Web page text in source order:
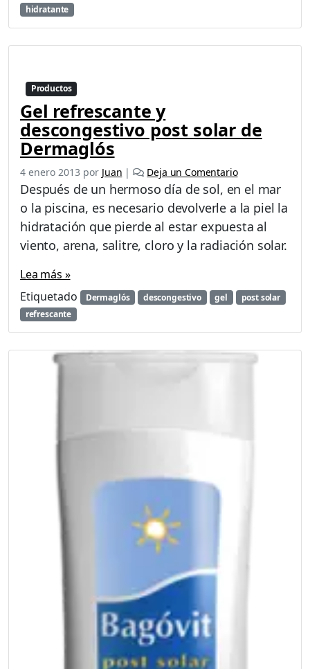
hidratante
Productos
Gel refrescante y
descongestivo post solar de
Dermaglós
4 enero 2013 por Juan | Deja un Comentario
Después de un hermoso día de sol, en el mar
o la piscina, es necesario devolverle a la piel la
hidratación que pierde al estar expuesta al
viento, arena, salitre, cloro y la radiación solar.
Lea más »
Etiquetado
Dermaglós descongestivo gel
post solar
refrescante